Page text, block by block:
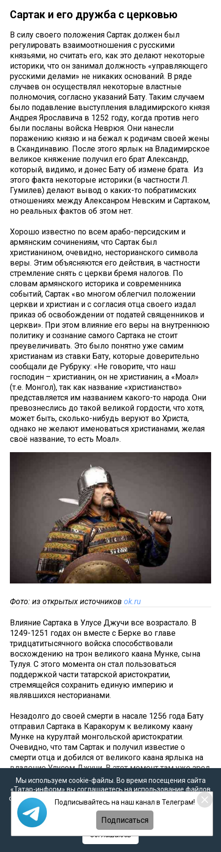
Сартак и его дружба с церковью
В силу своего положения Сартак должен был
регулировать взаимоотношения с русскими
князьями, но считать его, как это делают некоторые
историки, что он занимал должность «управляющего
русскими делами» не никаких оснований. В ряде
случаев он осуществлял некоторые властные
полномочия, согласно указаний Бату. Таким случаем
было подавление выступления владимирского князя
Андрея Ярославича в 1252 году, когда против него
были посланы войска Неврюя. Они нанесли
поражению князю и на бежал к родичам своей жены
в Скандинавию. После этого ярлык на Владимирское
великое княжение получил его брат Александр,
который, видимо, и донес Бату об измене брата. Из
этого факта некоторые историки (в частности Л.
Гумилев) делают вывод о каких-то побратимских
отношениях между Алексанром Невским и Сартаком,
но реальных фактов об этом нет.
Хорошо известно по всем арабо-персидским и
армянским сочинениям, что Сартак был
христианином, очевидно, несторианского символа
веры. Этим объясняются его действия, в частности
стремление снять с церкви бремя налогов. По
словам армянского историка и современника
событий, Сартак «во многом облегчил положении
церкви и христиан и с согласия отца своего издал
приказ об освобождении от податей священников и
церкви». При этом влияние его веры на внутреннюю
политику и сознание самого Сартака не стоит
преувеличивать. Это было понятно уже самим
христианам из ставки Бату, которые доверительно
сообщали де Рубруку: «Не говорите, что наш
господин – христианин, он не христианин, а «Моал»
(т.е. Монгол), так как название «христианство»
представляется им названием какого-то народа. Они
превознеслись до такой великой гордости, что хотя,
может быть, сколько-нибудь веруют во Христа,
однако не желают именоваться христианами, желая
своё название, то есть Моал».
Фото: из открытых источников ok.ru
Влияние Сартака в Улусе Джучи все возрастало. В
1249-1251 годах он вместе с Берке во главе
тридцатитысячного войска способствовали
восхождению на трон великого каана Мунке, сына
Тулуя. С этого момента он стал пользоваться
поддержкой части татарской аристократии,
стремящейся сохранить единую империю и
являвшихся несторианами.
Незадолго до своей смерти в насале 1256 года Бату
отправил Сартака в Каракорум к великому каану
Мунке на курултай монгольской аристократии.
Очевидно, что там Сартак и получил известие о
смерти отца и добился от великого каана ярлыка на
владение Улусом Джучи. В этот момент там уже зрел
заговор Джучидов во главе с Берке и Беркечаром,
которые оказывались обойденными при передаче
власти от отца к сыну. Едва Сартак прибыл в ставку в
Поволжье, как внезапно заболел и скоропостижно
скончался. По слухам, Сартак был отравлен своими
дядей Берке.
Мы используем cookie-файлы. Во время посещения сайта
«Татар-информ» вы соглашаетесь на использование файлов
cookie в соответствии с настоящим уведомлением, согласием
наобработку персональных данных,Политикой о
персональных данных
Политикой конфиденциальности
Соглашаюсь
Подписывайтесь на наш канал в Телеграм!
Подписаться